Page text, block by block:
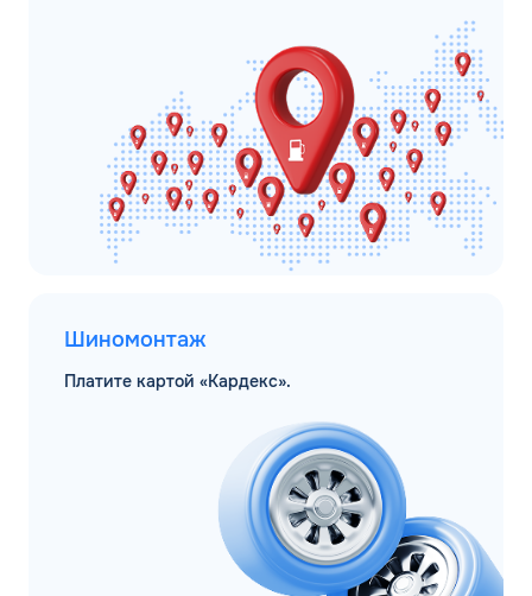
Шиномонтаж
Платите картой «Кардекс».